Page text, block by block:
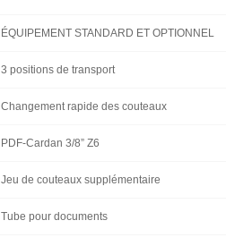
ÉQUIPEMENT STANDARD ET OPTIONNEL
3 positions de transport
Changement rapide des couteaux
PDF-Cardan 3/8” Z6
Jeu de couteaux supplémentaire
Tube pour documents